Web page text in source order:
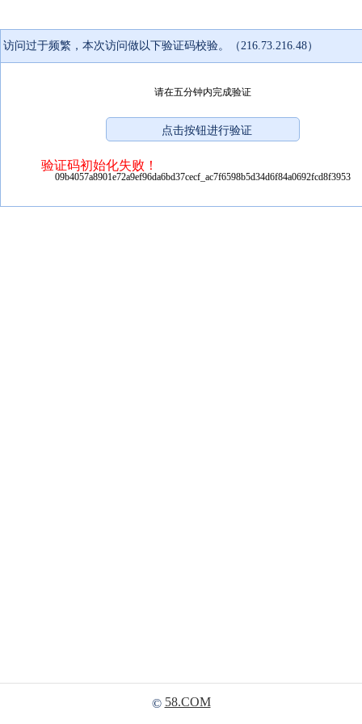
访问过于频繁，本次访问做以下验证码校验。（216.73.216.48）
请在五分钟内完成验证
验证码初始化失败！
09b4057a8901e72a9ef96da6bd37cecf_ac7f6598b5d34d6f84a0692fcd8f3953
© 58.COM